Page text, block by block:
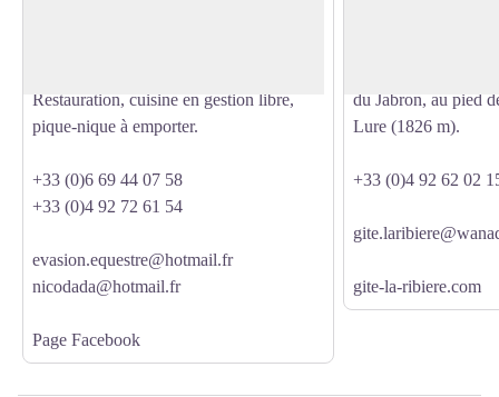
Restauration, cuisine en gestion libre,
pique-nique à emporter.
+33 (0)6 69 44 07 58
+33 (0)4 92 72 61 54
evasion.equestre@hotmail.fr
nicodada@hotmail.fr
Page Facebook
du Jabron, au pied
Lure (1826 m).
+33 (0)4 92 62 02
gite-la-ribiere.com